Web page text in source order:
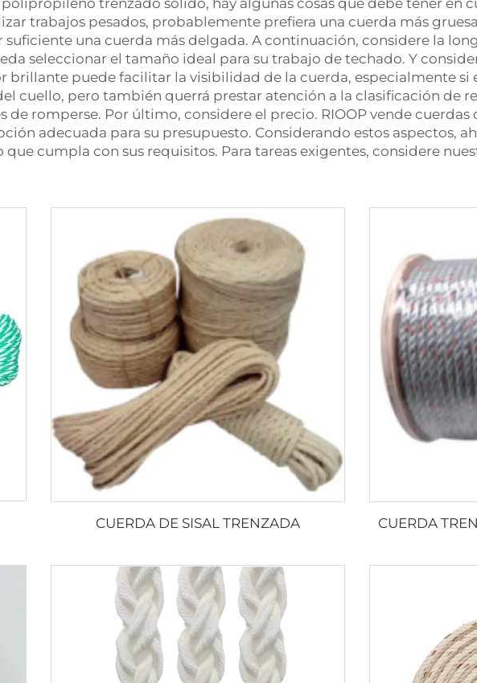
trenzado sólido, hay algunas cosas que debe tener en
trabajos pesados, probablemente prefiera una cuerda más
suficiente una cuerda más delgada. A continuación, considere la
seleccionar el tamaño ideal para su trabajo de techado. Y
brillante puede facilitar la visibilidad de la cuerda, especialmente si
cuello, pero también querrá prestar atención a la clasificación de
romperse. Por último, considere el precio. RIOOP vende cuerdas
adecuada para su presupuesto. Considerando estos aspectos,
cumpla con sus requisitos. Para tareas exigentes, considere
CUERDA DE SISAL TRENZADA CUERDA